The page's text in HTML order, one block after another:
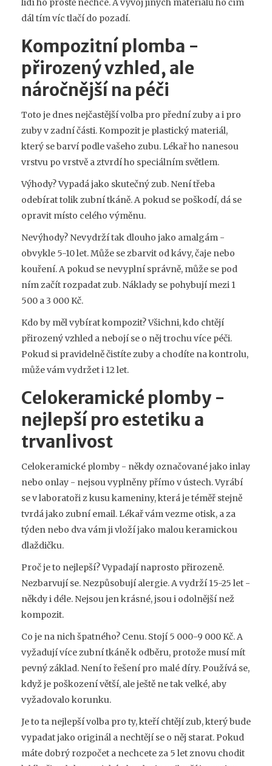
lidí ho prostě nechce. A vývoj jiných materiálů ho čím
dál tím víc tlačí do pozadí.
Kompozitní plomba -
přirozený vzhled, ale
náročnější na péči
Toto je dnes nejčastější volba pro přední zuby a i pro
zuby v zadní části. Kompozit je plastický materiál,
který se barví podle vašeho zubu. Lékař ho nanesou
vrstvu po vrstvě a ztvrdí ho speciálním světlem.
Výhody? Vypadá jako skutečný zub. Není třeba
odebírat tolik zubní tkáně. A pokud se poškodí, dá se
opravit místo celého výměnu.
Nevýhody? Nevydrží tak dlouho jako amalgám -
obvykle 5-10 let. Může se zbarvit od kávy, čaje nebo
kouření. A pokud se nevyplní správně, může se pod
ním začít rozpadat zub. Náklady se pohybují mezi 1
500 a 3 000 Kč.
Kdo by měl vybírat kompozit? Všichni, kdo chtějí
přirozený vzhled a nebojí se o něj trochu více péči.
Pokud si pravidelně čistíte zuby a chodíte na kontrolu,
může vám vydržet i 12 let.
Celokeramické plomby -
nejlepší pro estetiku a
trvanlivost
Celokeramické plomby - někdy označované jako inlay
nebo onlay - nejsou vyplněny přímo v ústech. Vyrábí
se v laboratoři z kusu kameniny, která je téměř stejně
tvrdá jako zubní email. Lékař vám vezme otisk, a za
týden nebo dva vám ji vloží jako malou keramickou
dlaždičku.
Proč je to nejlepší? Vypadají naprosto přirozeně.
Nezbarvují se. Nezpůsobují alergie. A vydrží 15-25 let -
někdy i déle. Nejsou jen krásné, jsou i odolnější než
kompozit.
Co je na nich špatného? Cenu. Stojí 5 000-9 000 Kč. A
vyžadují více zubní tkáně k odběru, protože musí mít
pevný základ. Není to řešení pro malé díry. Používá se,
když je poškození větší, ale ještě ne tak velké, aby
vyžadovalo korunku.
Je to ta nejlepší volba pro ty, kteří chtějí zub, který bude
vypadat jako originál a nechtějí se o něj starat. Pokud
máte dobrý rozpočet a nechcete za 5 let znovu chodit